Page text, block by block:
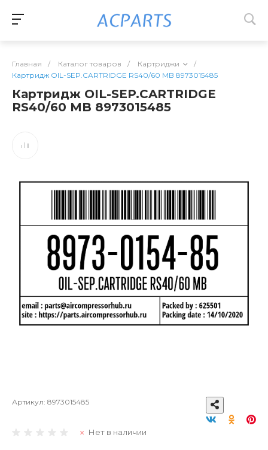
Главная / Каталог товаров / Картриджи
/
Картридж OIL-SEP.CARTRIDGE RS40/60 MB 8973015485
Картридж OIL-SEP.CARTRIDGE
RS40/60 MB 8973015485
Артикул: 8973015485
Нет в наличии